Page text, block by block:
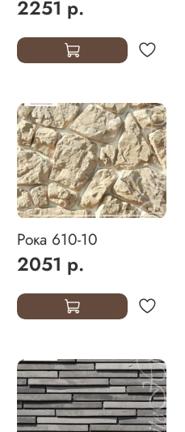
2251 р.
Рока 610-10
2051 р.